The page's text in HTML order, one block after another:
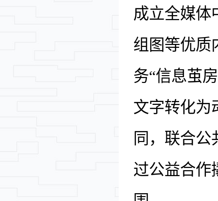
成立全媒体
组图等优质
务“信息茧房
文字转化为
同，联合
过公益合作